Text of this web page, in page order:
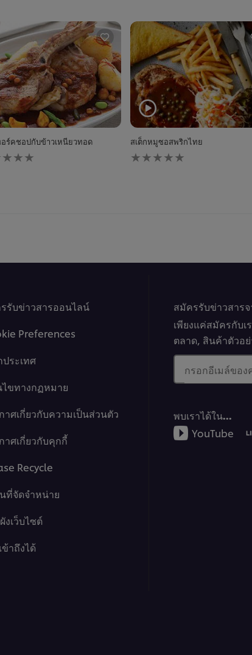
อร์คชอปกับข้าวเหนียวทอด สเต็กหมูซอสพริกไทย
ไม่มี
การ
รับข่าวสารออนไลน์
Preferences
ประเทศ
ไขทางกฏหมาย
าศเกี่ยวกับความเป็นส่วนตัว
าศเกี่ยวกับคุกกี้
Recycle
ที่จัดจำหน่าย
งเว็บไซต์
ข้าถึงได้
สมัครรับข่าวสารจ
เพียงแค่สมัครกับ
ตลาด, สินค้าตัวอ
กรอกอีเมล์ขอ
พบเราได้ใน…
YouTube